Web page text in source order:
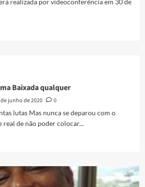
realizada por videoconferência em 30 de
Baixada qualquer
de junho de 2020
0
lutas Mas nunca se deparou com o
real de não poder colocar...